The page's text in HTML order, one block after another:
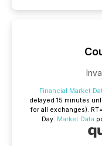
Financial Market
delayed 15 minutes
for all exchanges). RT
Day. Market Data